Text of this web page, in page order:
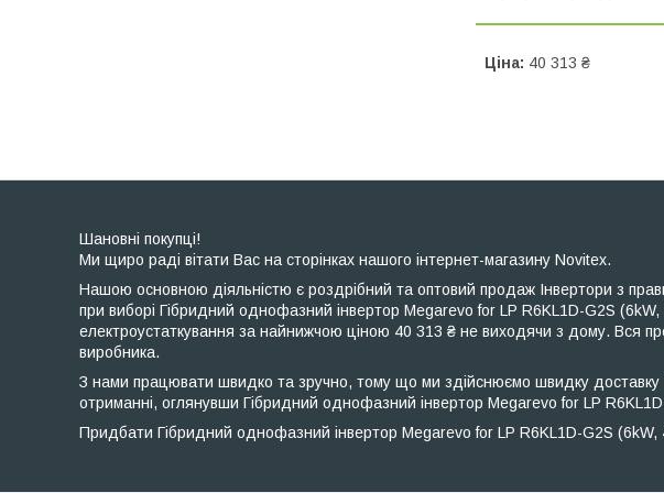
Ціна: 40 313 ₴
Шановні покупці!
Ми щиро раді вітати Вас на сторінках нашого інтернет-магазину Novitex.
Нашою основною діяльністю є роздрібний та оптовий продаж Інвертори з
при виборі Гібридний однофазний інвертор Megarevo for LP R6KL1D-G2S
електроустаткування за найнижчою ціною 40 313 ₴ не виходячи з дому. Вся
виробника.
З нами працювати швидко та зручно, тому що ми здійснюємо швидку доставку
отриманні, оглянувши Гібридний однофазний інвертор Megarevo for LP
Придбати Гібридний однофазний інвертор Megarevo for LP R6KL1D-G2S